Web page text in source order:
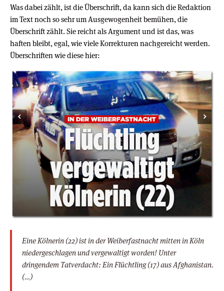
Was dabei zählt, ist die Überschrift, da kann sich die Redaktion
im Text noch so sehr um Ausgewogenheit bemühen, die
Überschrift zählt. Sie reicht als Argument und ist das, was
haften bleibt, egal, wie viele Korrekturen nachgereicht werden.
Überschriften wie diese hier:
Eine Kölnerin (22) ist in der Weiberfastnacht mitten in Köln
niedergeschlagen und vergewaltigt worden! Unter
dringendem Tatverdacht: Ein Flüchtling (17) aus Afghanistan.
(…)